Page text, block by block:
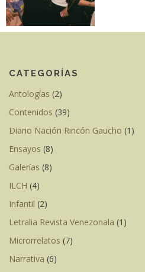
CATEGORÍAS
Antologías (2)
Contenidos (39)
Diario Nación Rincón Gaucho (1)
Ensayos (8)
Galerías (8)
ILCH (4)
Infantil (2)
Letralia Revista Venezonala (1)
Microrrelatos (7)
Narrativa (6)